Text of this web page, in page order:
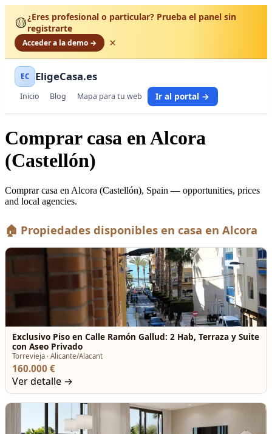
🟡¿Eres profesional o particular? Prueba el panel sin
registrarte
Acceder a la demo → ×
EC EligeCasa.es
Inicio Blog Mapa para tu web Ir al portal →
Comprar casa en Alcora
(Castellón)
Comprar casa en Alcora (Castellón), Spain — opportunities, prices
and local agencies.
🏠 Propiedades disponibles en casa en Alcora
Exclusivo Piso en Calle Ramón Gallud: 2 Hab, Terraza y Suite
con Aseo Privado
Torrevieja · Alicante/Alacant
160.000 €
Ver detalle →